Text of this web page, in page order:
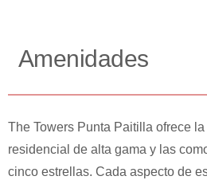
Amenidades
The Towers Punta Paitilla ofrece
residencial de alta gama y las
cinco estrellas. Cada aspecto de